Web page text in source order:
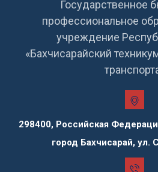
Государственное
профессиональное
учреждение
«Бахчисарайский
298400, Российская
город Бахчисарай, ул.